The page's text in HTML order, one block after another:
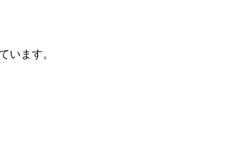
います。